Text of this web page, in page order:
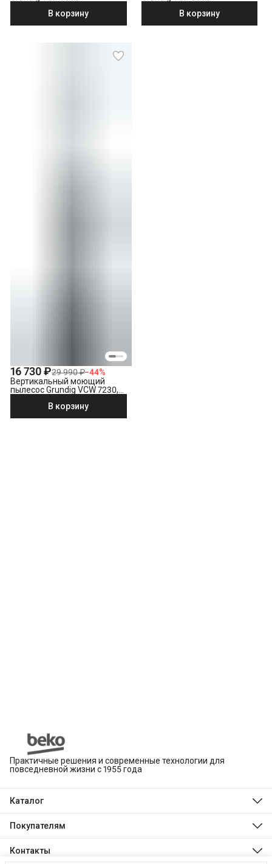
В корзину
В корзину
16 730 ₽29 990 ₽−44%
Вертикальный моющий
пылесос Grundig VCW 7230,
В корзину
Практичные решения и современные технологии для
повседневной жизни с 1955 года
Каталог
Hotpoint
Стиральные и сушильные машины
Посудомоечные машины
Покупателям
Оплата
Доставка
Контакты